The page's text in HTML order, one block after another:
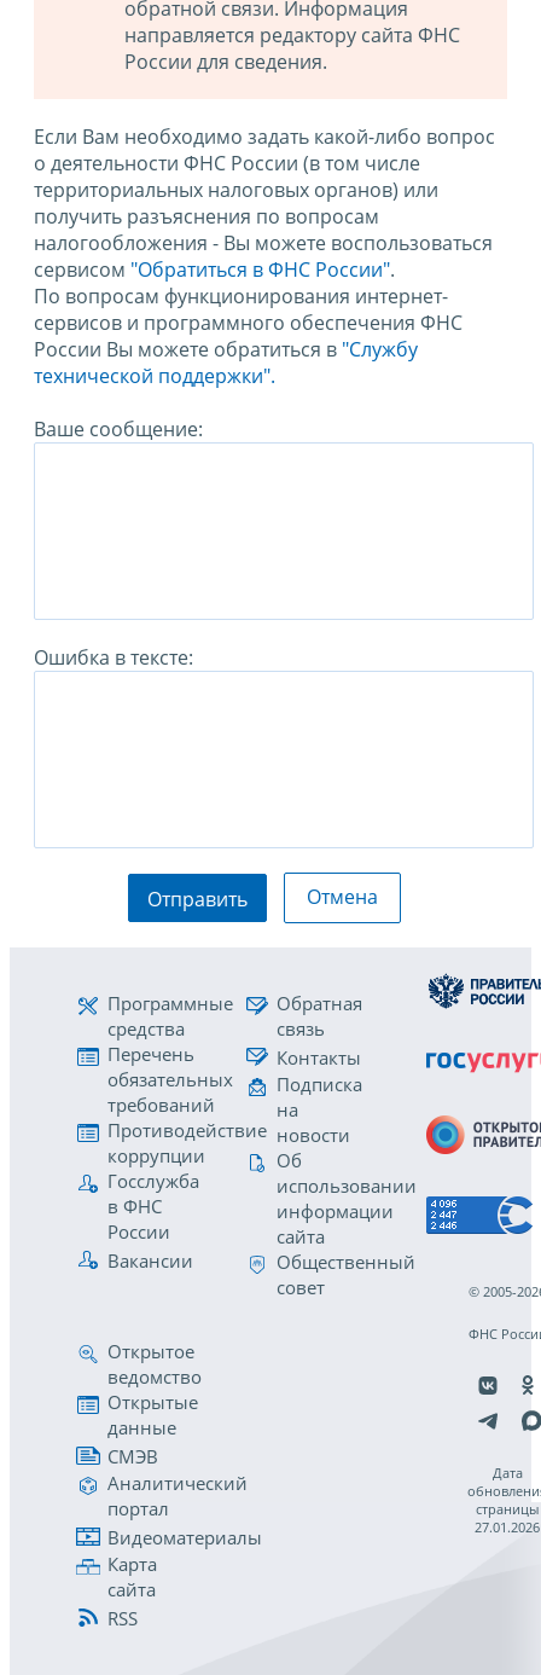
обратной связи. Информация
направляется редактору сайта ФНС
России для сведения.
Если Вам необходимо задать какой-либо вопрос
о деятельности ФНС России (в том числе
территориальных налоговых органов) или
получить разъяснения по вопросам
налогообложения - Вы можете воспользоваться
сервисом "Обратиться в ФНС России".
По вопросам функционирования интернет-
сервисов и программного обеспечения ФНС
России Вы можете обратиться в "Службу
технической поддержки".
Ваше сообщение:
Ошибка в тексте:
Отправить Отмена
Программные
средства
Перечень
обязательных
требований
Противодействие
коррупции
Госслужба
в ФНС
России
Вакансии
Обратная
связь
Контакты
Подписка
на
новости
Об
использовании
информации
сайта
Общественный
совет
Открытое
ведомство
Открытые
данные
СМЭВ
Аналитический
портал
Видеоматериалы
Карта
сайта
RSS
© 2005-
ФНС
Дата
страницы
27.01.2026